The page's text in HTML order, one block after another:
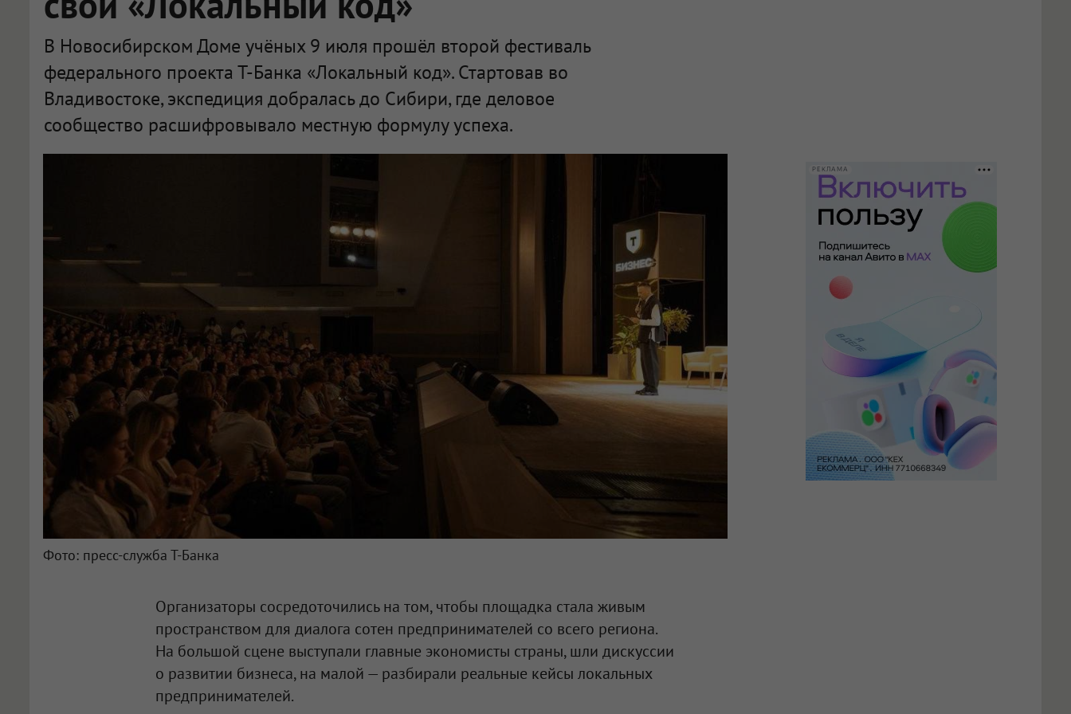
В Новосибирском Доме учёных 9 июля прошёл второй фестиваль
федерального проекта Т-Банка «Локальный код». Стартовав во
Владивостоке, экспедиция добралась до Сибири, где деловое
сообщество расшифровывало местную формулу успеха.
РЕКЛАМА
Фото: пресс-служба Т-Банка
Организаторы сосредоточились на том, чтобы площадка стала живым
пространством для диалога сотен предпринимателей со всего региона.
На большой сцене выступали главные экономисты страны, шли дискуссии
о развитии бизнеса, на малой — разбирали реальные кейсы локальных
предпринимателей.